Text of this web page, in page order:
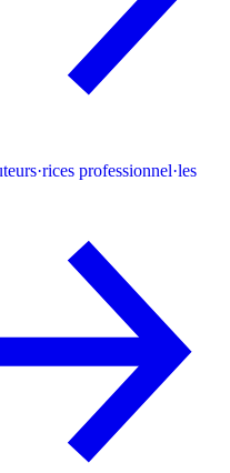
professionnel·les